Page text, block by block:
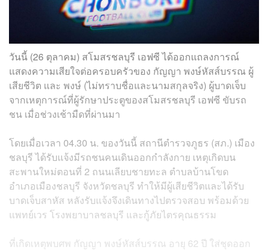
วันนี้ (26 ตุลาคม) สโมสรชลบุรี เอฟซี ได้ออกแถลงการณ์
แสดงความเสียใจต่อครอบครัวของ กัญญา พงษ์หัสส์บรรณ ผู้
เสียชีวิต และ พงษ์ (ไม่ทราบชื่อและนามสกุลจริง) ผู้บาดเจ็บ
จากเหตุการณ์ที่ผู้รักษาประตูของสโมสรชลบุรี เอฟซี ขับรถ
ชน เมื่อช่วงเช้ามืดที่ผ่านมา
โดยเมื่อเวลา 04.30 น. ของวันนี้ สถานีตำรวจภูธร (สภ.) เมือง
ชลบุรี ได้รับแจ้งมีรถชนคนเดินออกกำลังกาย เหตุเกิดบน
สะพานใหม่ตอนที่ 2 ถนนเลียบชายทะล ตำบลบ้านโขด
อำเภอเมืองชลบุรี จังหวัดชลบุรี ทำให้มีผู้เสียชีวิตและได้รับ
บาดเจ็บสาหัส หลังรับแจ้งจึงเดินทางไปตรวจสอบ พร้อมด้วย
แพทย์เวร โรงพยาบาลชลบุรี และกู้ภัยไตรคุณธรรม
ที่เกิดเหตุพบศพ กัญญา พงษ์หัสส์บรรณ อายุ 62 ปี ใส่ชุดออก